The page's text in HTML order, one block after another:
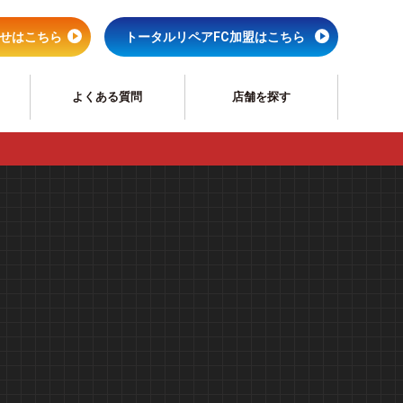
はこちら トータルリペアFC加盟はこちら
よくある質問 店舗を探す